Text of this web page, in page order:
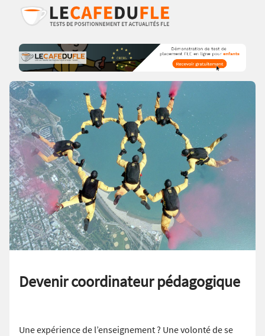
Devenir coordinateur pédagogique
Une expérience de l’enseignement ? Une volonté de se